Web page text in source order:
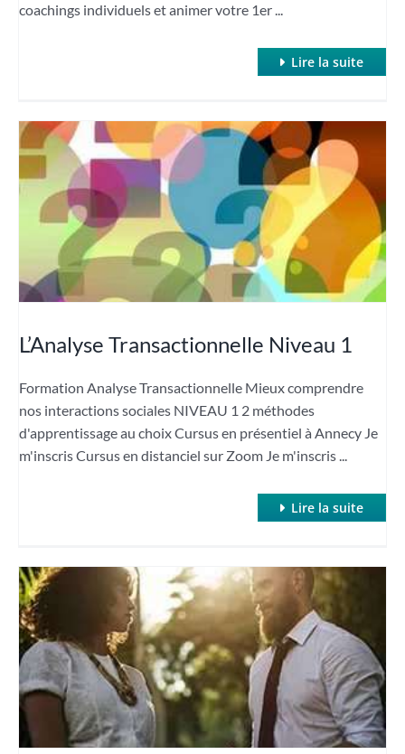
coachings individuels et animer votre 1er ...
Lire la suite
L’Analyse Transactionnelle Niveau 1
Formation Analyse Transactionnelle Mieux comprendre
nos interactions sociales NIVEAU 1 2 méthodes
d'apprentissage au choix Cursus en présentiel à Annecy Je
m'inscris Cursus en distanciel sur Zoom Je m'inscris ...
Lire la suite